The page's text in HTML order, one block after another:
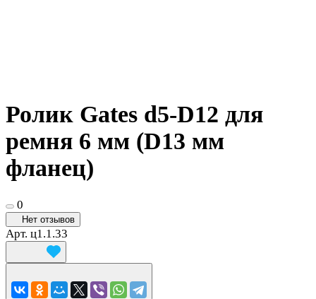
Ролик Gates d5-D12 для
ремня 6 мм (D13 мм
фланец)
0
Нет отзывов
Арт. ц1.1.33